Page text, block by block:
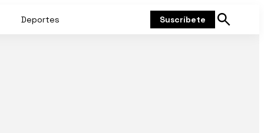
Deportes Suscríbete
Mostrar